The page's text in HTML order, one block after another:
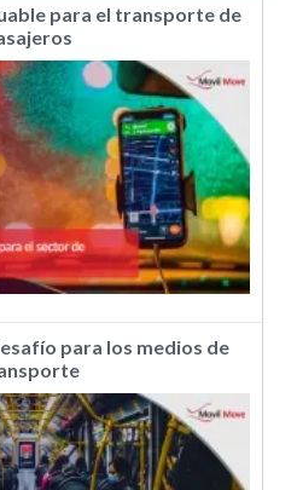
para el transporte de
para los medios de